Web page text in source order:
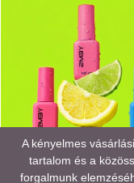
A kényelmes
tartalom és a
forgalmunk